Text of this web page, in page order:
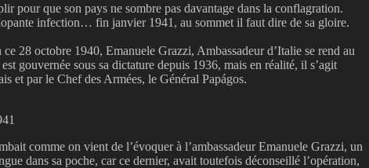
pour que son pays ne sombre pas davantage dans la conflagration.
infection… fin janvier 1941, au sommet il faut dire de sa gloire.
28 octobre 1940, Emanuele Grazzi, Ambassadeur d’Italie se rend au
gouvernée sous sa dictature depuis 1936, mais en réalité, il s’agit
et par le Chef des Armées, le Général Papágos.
comme on vient de l’évoquer à l’ambassadeur Emanuele Grazzi, un
dans sa poche, car ce dernier, avait toutefois déconseillé l’opération,